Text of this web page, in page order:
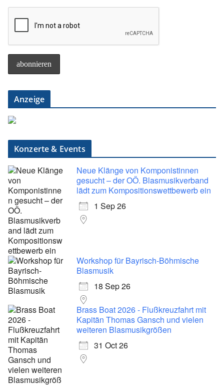
Anzeige
Konzerte & Events
Neue Klänge von Komponistinnen
gesucht – der OÖ. Blasmusikverband
lädt zum Kompositionswettbewerb ein
1 Sep 26
Workshop für Bayrisch-Böhmische
Blasmusik
18 Sep 26
Brass Boat 2026 - Flußkreuzfahrt mit
Kapitän Thomas Gansch und vielen
weiteren Blasmusikgrößen
31 Oct 26